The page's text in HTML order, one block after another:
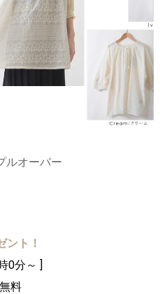
ルオーバー
ント！
0分 ～ ]
料